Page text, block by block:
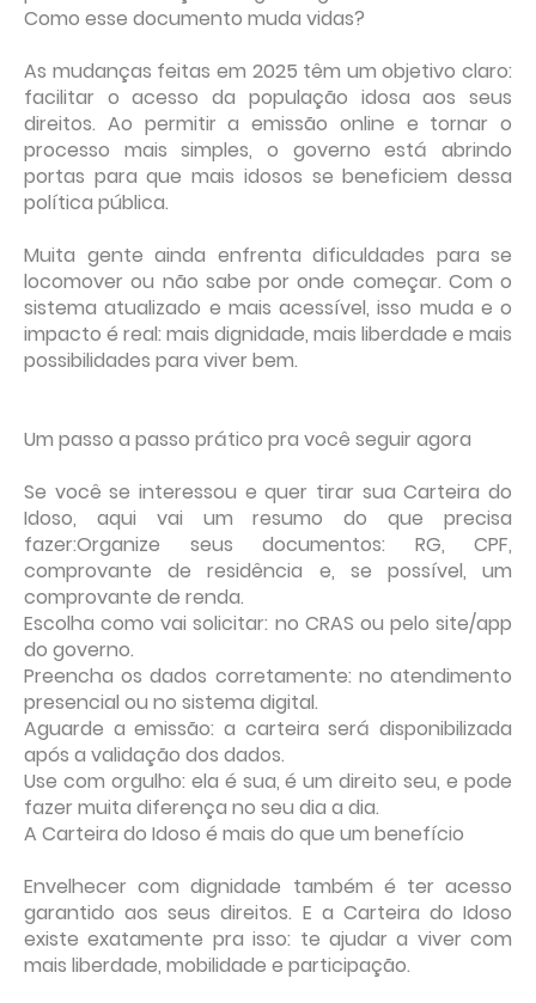
Como esse documento muda vidas?
As mudanças feitas em 2025 têm um objetivo claro:
facilitar o acesso da população idosa aos seus
direitos. Ao permitir a emissão online e tornar o
processo mais simples, o governo está abrindo
portas para que mais idosos se beneficiem dessa
política pública.
Muita gente ainda enfrenta dificuldades para se
locomover ou não sabe por onde começar. Com o
sistema atualizado e mais acessível, isso muda e o
impacto é real: mais dignidade, mais liberdade e mais
possibilidades para viver bem.
Um passo a passo prático pra você seguir agora
Se você se interessou e quer tirar sua Carteira do
Idoso, aqui vai um resumo do que precisa
fazer:Organize seus documentos: RG, CPF,
comprovante de residência e, se possível, um
comprovante de renda.
Escolha como vai solicitar: no CRAS ou pelo site/app
do governo.
Preencha os dados corretamente: no atendimento
presencial ou no sistema digital.
Aguarde a emissão: a carteira será disponibilizada
após a validação dos dados.
Use com orgulho: ela é sua, é um direito seu, e pode
fazer muita diferença no seu dia a dia.
A Carteira do Idoso é mais do que um benefício
Envelhecer com dignidade também é ter acesso
garantido aos seus direitos. E a Carteira do Idoso
existe exatamente pra isso: te ajudar a viver com
mais liberdade, mobilidade e participação.